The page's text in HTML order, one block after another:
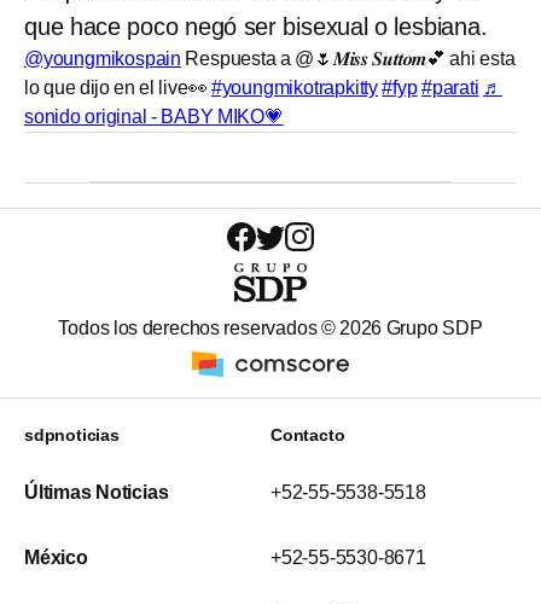
que hace poco negó ser bisexual o lesbiana.
@youngmikospain Respuesta a @🌷𝑴𝒊𝒔𝒔 𝑺𝒖𝒕𝒕𝒐𝒎💕 ahi esta
lo que dijo en el live👀 #youngmikotrapkitty #fyp #parati ♬
sonido original - BABY MIKO💗
Todos los derechos reservados © 2026 Grupo SDP
sdpnoticias
Últimas Noticias
México
Contacto
+52-55-5538-5518
+52-55-5530-8671